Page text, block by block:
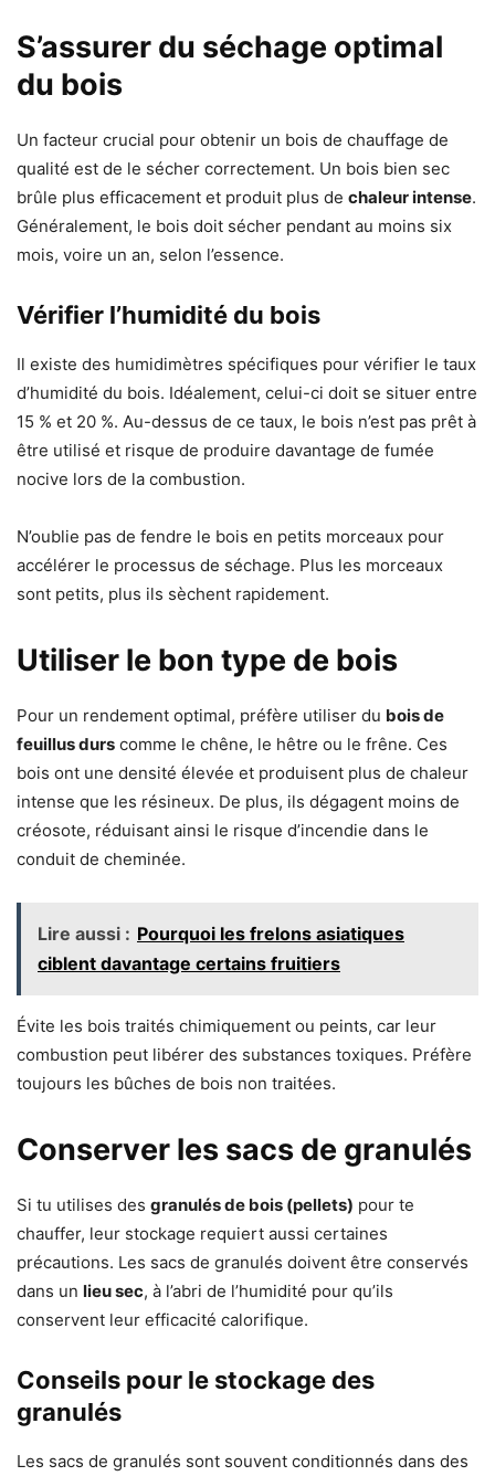
S’assurer du séchage optimal
du bois
Un facteur crucial pour obtenir un bois de chauffage de
qualité est de le sécher correctement. Un bois bien sec
brûle plus efficacement et produit plus de chaleur intense.
Généralement, le bois doit sécher pendant au moins six
mois, voire un an, selon l’essence.
Vérifier l’humidité du bois
Il existe des humidimètres spécifiques pour vérifier le taux
d’humidité du bois. Idéalement, celui-ci doit se situer entre
15 % et 20 %. Au-dessus de ce taux, le bois n’est pas prêt à
être utilisé et risque de produire davantage de fumée
nocive lors de la combustion.
N’oublie pas de fendre le bois en petits morceaux pour
accélérer le processus de séchage. Plus les morceaux
sont petits, plus ils sèchent rapidement.
Utiliser le bon type de bois
Pour un rendement optimal, préfère utiliser du bois de
feuillus durs comme le chêne, le hêtre ou le frêne. Ces
bois ont une densité élevée et produisent plus de chaleur
intense que les résineux. De plus, ils dégagent moins de
créosote, réduisant ainsi le risque d’incendie dans le
conduit de cheminée.
Lire aussi : Pourquoi les frelons asiatiques
ciblent davantage certains fruitiers
Évite les bois traités chimiquement ou peints, car leur
combustion peut libérer des substances toxiques. Préfère
toujours les bûches de bois non traitées.
Conserver les sacs de granulés
Si tu utilises des granulés de bois (pellets) pour te
chauffer, leur stockage requiert aussi certaines
précautions. Les sacs de granulés doivent être conservés
dans un lieu sec, à l’abri de l’humidité pour qu’ils
conservent leur efficacité calorifique.
Conseils pour le stockage des
granulés
Les sacs de granulés sont souvent conditionnés dans des